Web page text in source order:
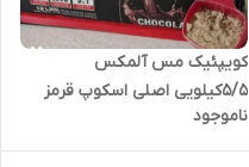
کویپئیک مس آلمکس
۵/۵کیلویی اصلی اسکوپ قرمز
حک شده
ناموجود